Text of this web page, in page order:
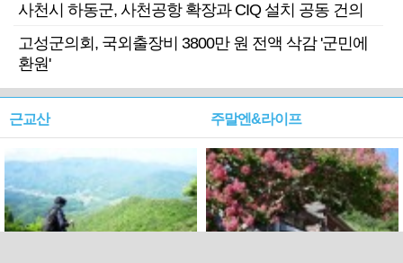
사천시 하동군, 사천공항 확장과 CIQ 설치 공동 건의
고성군의회, 국외출장비 3800만 원 전액 삭감 '군민에
환원'
근교산 주말엔&라이프